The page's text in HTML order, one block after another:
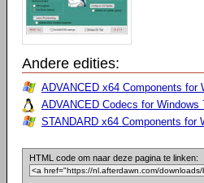
Andere edities:
ADVANCED x64 Components for
ADVANCED Codecs for Windows
STANDARD x64 Components for
HTML code om naar deze pagina te linken: